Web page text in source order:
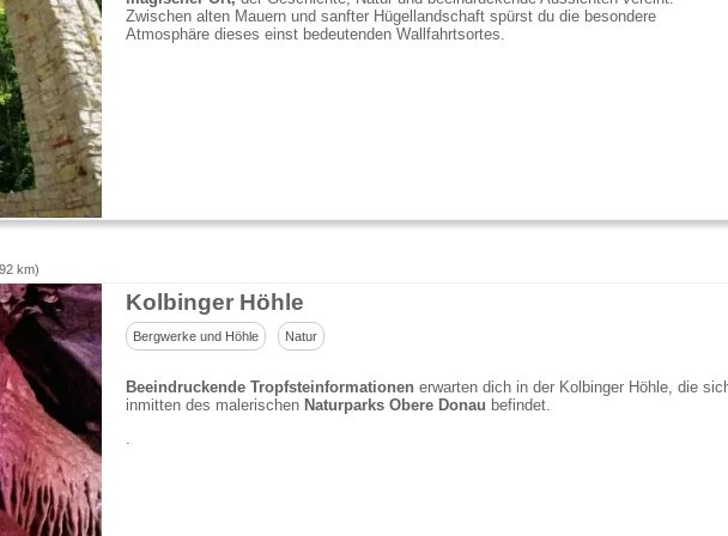
Zwischen alten Mauern und sanfter Hügellandschaft spürst du die besondere
Atmosphäre dieses einst bedeutenden Wallfahrtsortes.
km)
Kolbinger Höhle
Bergwerke und Höhle Natur
Beeindruckende Tropfsteinformationen erwarten dich in der Kolbinger Höhle, die
inmitten des malerischenNaturparks Obere Donau befindet.